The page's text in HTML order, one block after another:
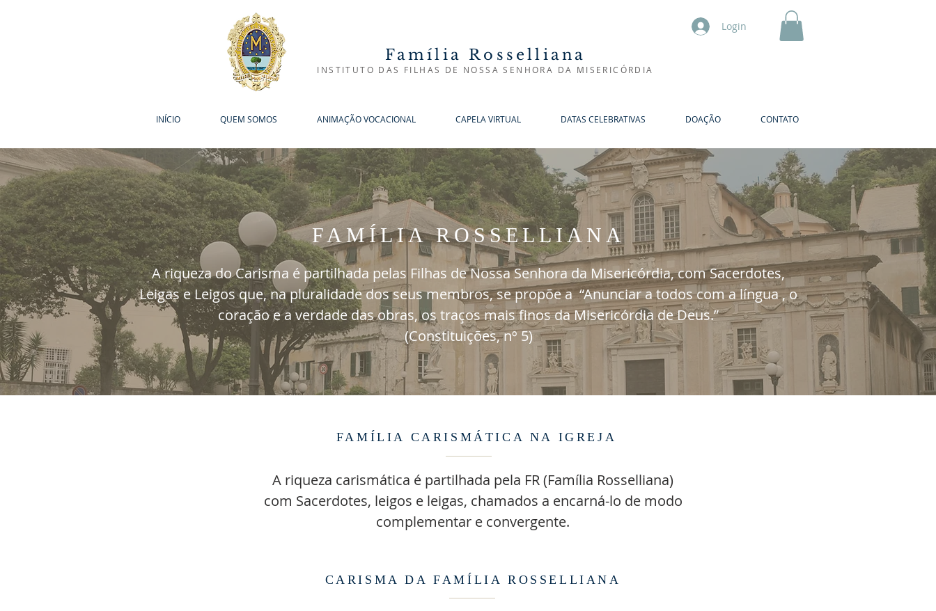
Login
Família Rosselliana
INSTITUTO DAS FILHAS DE NOSSA SENHORA DA MISERICÓRDIA
INÍCIO QUEM SOMOS ANIMAÇÃO VOCACIONAL CAPELA VIRTUAL DATAS CELEBRATIVAS DOAÇÃO CONTATO
FAMÍLIA ROSSELLIANA
A riqueza do Carisma é partilhada pelas Filhas de Nossa Senhora da Misericórdia, com Sacerdotes,
Leigas e Leigos que, na pluralidade dos seus membros, se propõe a “Anunciar a todos com a língua , o
coração e a verdade das obras, os traços mais finos da Misericórdia de Deus.”
(Constituições, nº 5)
FAMÍLIA CARISMÁTICA NA IGREJA
A riqueza carismática é partilhada pela FR (Família Rosselliana)
com Sacerdotes, leigos e leigas, chamados a encarná-lo de modo
complementar e convergente.
CARISMA DA FAMÍLIA ROSSELLIANA